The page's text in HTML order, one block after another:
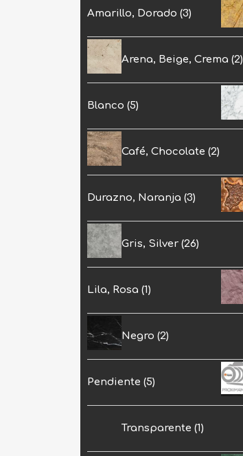
Amarillo, Dorado (3)
Arena, Beige, Crema (2)
Blanco (5)
Café, Chocolate (2)
Durazno, Naranja (3)
Gris, Silver (26)
Lila, Rosa (1)
Negro (2)
Pendiente (5)
Transparente (1)